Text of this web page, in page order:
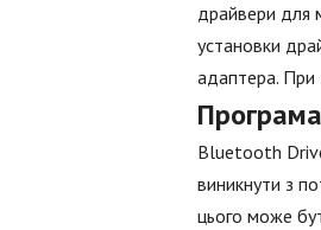
драйвери для
установки
адаптера. При
Bluetooth
виникнути з
цього може